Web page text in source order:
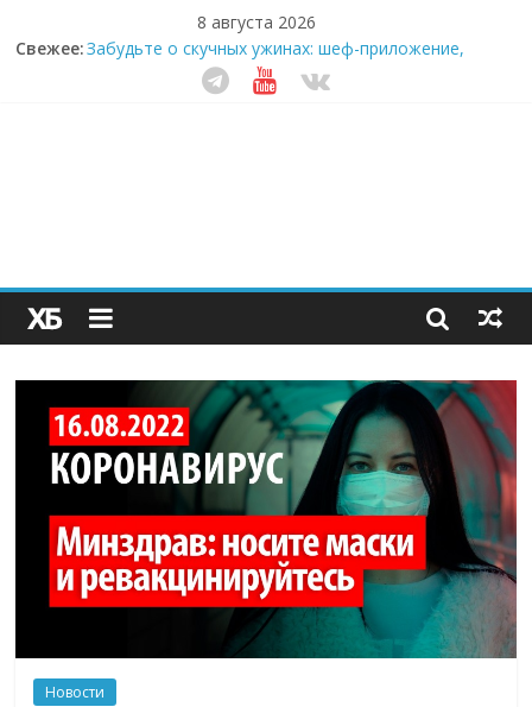
8 августа 2026
Свежее:
Секрет супергидратации: почему кокосовая вода с
пребиотиками становится главным трендом
здорового питания
Забудьте о скучных ужинах: шеф-приложение,
Как простая наклейка заставляет миллионы людей
не забывать о самом важном креме этим летом
Новости